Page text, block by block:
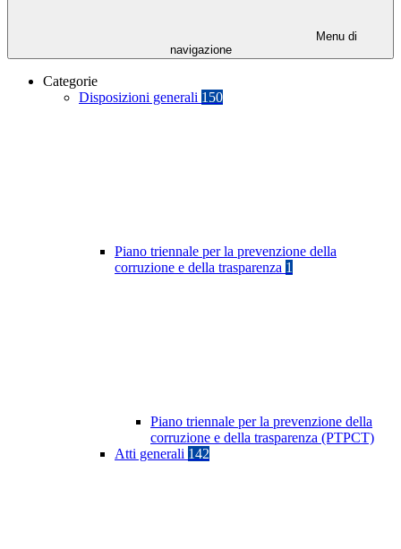
Menu di
navigazione
Categorie
Disposizioni generali 150
Piano triennale per la prevenzione della
corruzione e della trasparenza 1
Piano triennale per la prevenzione della
corruzione e della trasparenza (PTPCT)
Atti generali 142